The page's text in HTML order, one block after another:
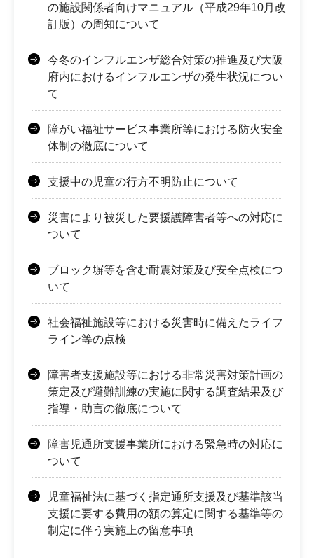
の施設関係者向けマニュアル（平成29年10月改
訂版）の周知について
今冬のインフルエンザ総合対策の推進及び大阪
府内におけるインフルエンザの発生状況につい
て
障がい福祉サービス事業所等における防火安全
体制の徹底について
支援中の児童の行方不明防止について
災害により被災した要援護障害者等への対応に
ついて
ブロック塀等を含む耐震対策及び安全点検につ
いて
社会福祉施設等における災害時に備えたライフ
ライン等の点検
障害者支援施設等における非常災害対策計画の
策定及び避難訓練の実施に関する調査結果及び
指導・助言の徹底について
障害児通所支援事業所における緊急時の対応に
ついて
児童福祉法に基づく指定通所支援及び基準該当
支援に要する費用の額の算定に関する基準等の
制定に伴う実施上の留意事項